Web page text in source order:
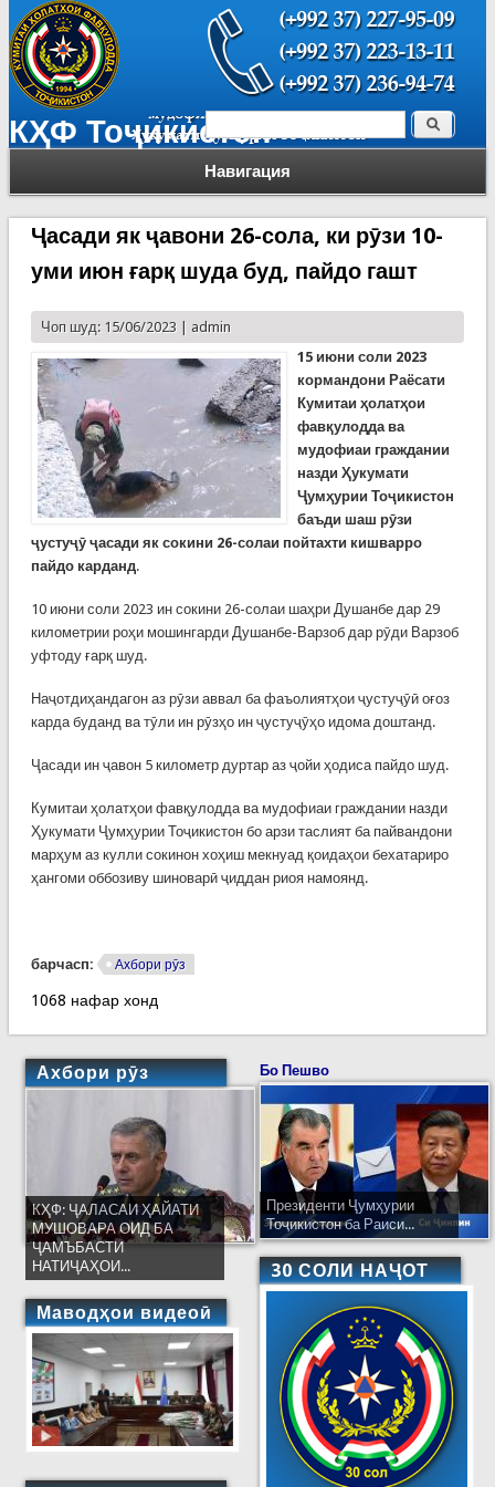
КҲФ Тоҷикистон
Навигация
Форма поиска Поиск
Ҷасади як ҷавони 26-сола, ки рӯзи 10-
уми июн ғарқ шуда буд, пайдо гашт
Чоп шуд: 15/06/2023 | admin
15 июни соли 2023
кормандони Раёсати
Кумитаи ҳолатҳои
фавқулодда ва
мудофиаи граждании
назди Ҳукумати
Ҷумҳурии Тоҷикистон
баъди шаш рӯзи
ҷустуҷӯ ҷасади як сокини 26-солаи пойтахти кишварро
пайдо карданд.
10 июни соли 2023 ин сокини 26-солаи шаҳри Душанбе дар 29
километрии роҳи мошингарди Душанбе-Варзоб дар рӯди Варзоб
уфтоду ғарқ шуд.
Наҷотдиҳандагон аз рӯзи аввал ба фаъолиятҳои ҷустуҷӯӣ оғоз
карда буданд ва тӯли ин рӯзҳо ин ҷустуҷӯҳо идома доштанд.
Ҷасади ин ҷавон 5 километр дуртар аз ҷойи ҳодиса пайдо шуд.
Кумитаи ҳолатҳои фавқулодда ва мудофиаи граждании назди
Ҳукумати Ҷумҳурии Тоҷикистон бо арзи таслият ба пайвандони
марҳум аз кулли сокинон хоҳиш мекнуад қоидаҳои бехатариро
ҳангоми оббозиву шиноварӣ ҷиддан риоя намоянд.
барчасп: Ахбори рӯз
1068 нафар хонд
Ахбори рӯз
КҲФ: ҶАЛАСАИ ҲАЙАТИ
МУШОВАРА ОИД БА
ҶАМЪБАСТИ
НАТИҶАҲОИ...
Маводҳои видеоӣ
Бо Пешво
Президенти Ҷумҳурии
Тоҷикистон ба Раиси...
30 СОЛИ НАҶОТ